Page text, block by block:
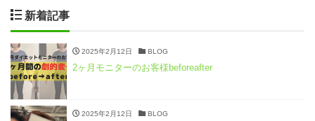
新着記事
2025年2月12日 BLOG
2ヶ月モニターのお客様beforeafter
2025年2月12日 BLOG